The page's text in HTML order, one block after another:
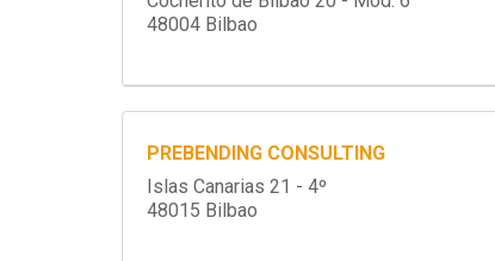
48004 Bilbao
PREBENDING CONSULTING
Islas Canarias 21 - 4º
48015 Bilbao